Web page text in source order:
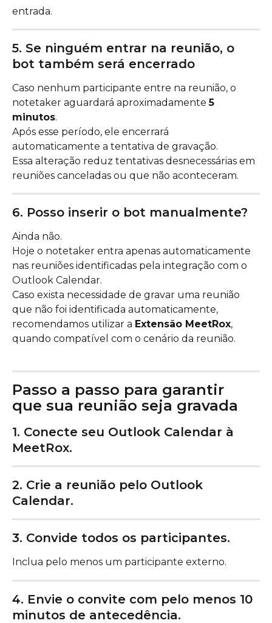
entrada.
5. Se ninguém entrar na reunião, o
bot também será encerrado
Caso nenhum participante entre na reunião, o
notetaker aguardará aproximadamente 5
minutos.
Após esse período, ele encerrará
automaticamente a tentativa de gravação.
Essa alteração reduz tentativas desnecessárias em
reuniões canceladas ou que não aconteceram.
6. Posso inserir o bot manualmente?
Ainda não.
Hoje o notetaker entra apenas automaticamente
nas reuniões identificadas pela integração com o
Outlook Calendar.
Caso exista necessidade de gravar uma reunião
que não foi identificada automaticamente,
recomendamos utilizar a Extensão MeetRox,
quando compatível com o cenário da reunião.
Passo a passo para garantir
que sua reunião seja gravada
1. Conecte seu Outlook Calendar à
MeetRox.
2. Crie a reunião pelo Outlook
Calendar.
3. Convide todos os participantes.
Inclua pelo menos um participante externo.
4. Envie o convite com pelo menos 10
minutos de antecedência.